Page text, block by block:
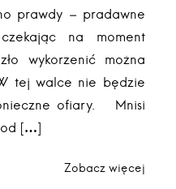
prawdy – pradawne
na moment
wykorzenić można
tej walce nie będzie
ofiary. Mnisi
od […]
Zobacz więcej